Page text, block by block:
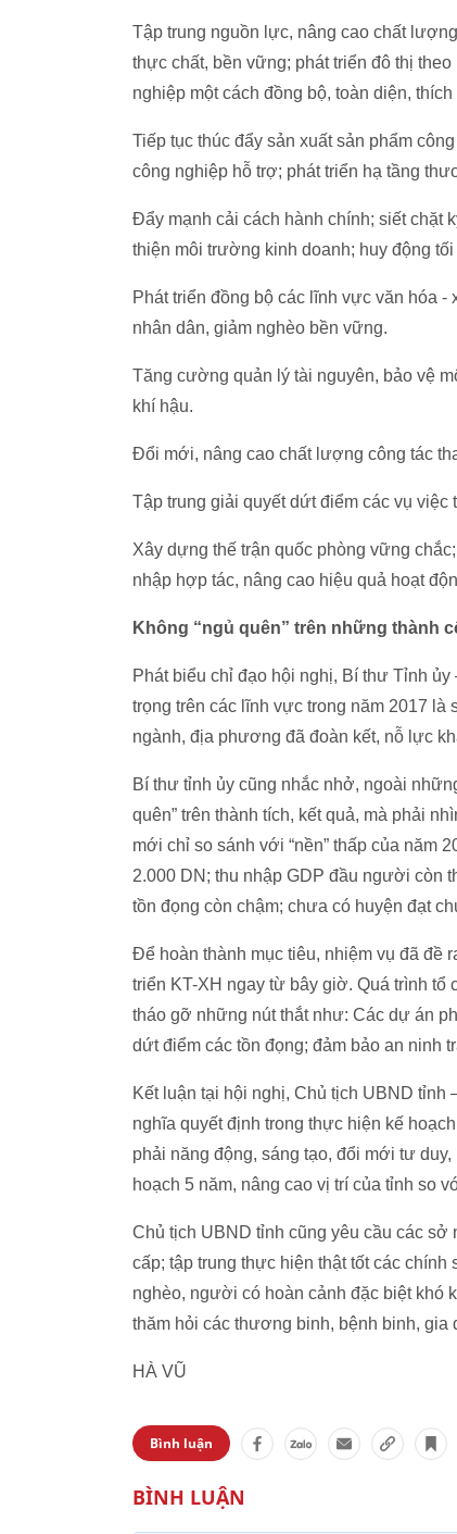
Tập trung nguồn lực, nâng cao chất
thực chất, bền vững; phát triển đô thị
nghiệp một cách đồng bộ, toàn diện,
Tiếp tục thúc đẩy sản xuất sản phẩm
công nghiệp hỗ trợ; phát triển hạ tầng
Đẩy mạnh cải cách hành chính; siết chặt
thiện môi trường kinh doanh; huy động
Phát triển đồng bộ các lĩnh vực văn hóa
nhân dân, giảm nghèo bền vững.
Tăng cường quản lý tài nguyên, bảo vệ
khí hậu.
Đổi mới, nâng cao chất lượng công tác
Tập trung giải quyết dứt điểm các vụ việc
Xây dựng thế trận quốc phòng vững
nhập hợp tác, nâng cao hiệu quả hoạt
Không “ngủ quên” trên những thành
Phát biểu chỉ đạo hội nghị, Bí thư Tỉnh
trọng trên các lĩnh vực trong năm 2017
ngành, địa phương đã đoàn kết, nỗ lực
Bí thư tỉnh ủy cũng nhắc nhở, ngoài
quên” trên thành tích, kết quả, mà phải
mới chỉ so sánh với “nền” thấp của năm
2.000 DN; thu nhập GDP đầu người còn
tồn đọng còn chậm; chưa có huyện đạt
Để hoàn thành mục tiêu, nhiệm vụ đã đề
triển KT-XH ngay từ bây giờ. Quá trình tổ
tháo gỡ những nút thắt như: Các dự án
dứt điểm các tồn đọng; đảm bảo an ninh
Kết luận tại hội nghị, Chủ tịch UBND
nghĩa quyết định trong thực hiện kế
phải năng động, sáng tạo, đổi mới tư
hoạch 5 năm, nâng cao vị trí của tỉnh so
Chủ tịch UBND tỉnh cũng yêu cầu các
cấp; tập trung thực hiện thật tốt các
nghèo, người có hoàn cảnh đặc biệt khó
thăm hỏi các thương binh, bệnh binh,
HÀ VŨ
Bình luận